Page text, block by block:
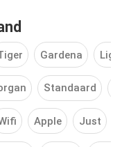
Gardena
Standaard
Apple Just